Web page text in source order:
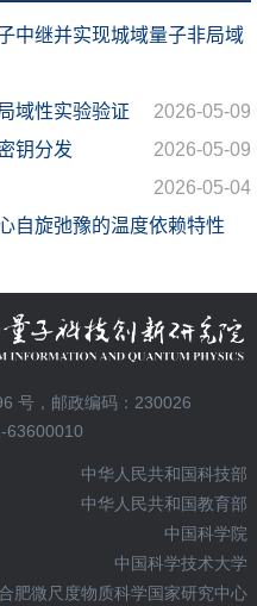
号，邮政编码：230026
63600010
中华人民共和国科技部
中华人民共和国教育部
中国科学院
中国科学技术大学
肥微尺度物质科学国家研究中心